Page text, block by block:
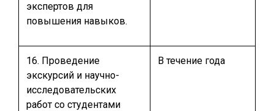
экспертов для
повышения навыков.
16. Проведение
экскурсий и научно-
исследовательских
работ со студентами
В течение года